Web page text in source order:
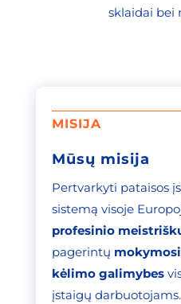
sklaidai bei
MISIJA
Mūsų misija
Pertvarkyti pataisos
sistemą visoje
profesinio
pagerintų
kėlimo galimybes
įstaigų